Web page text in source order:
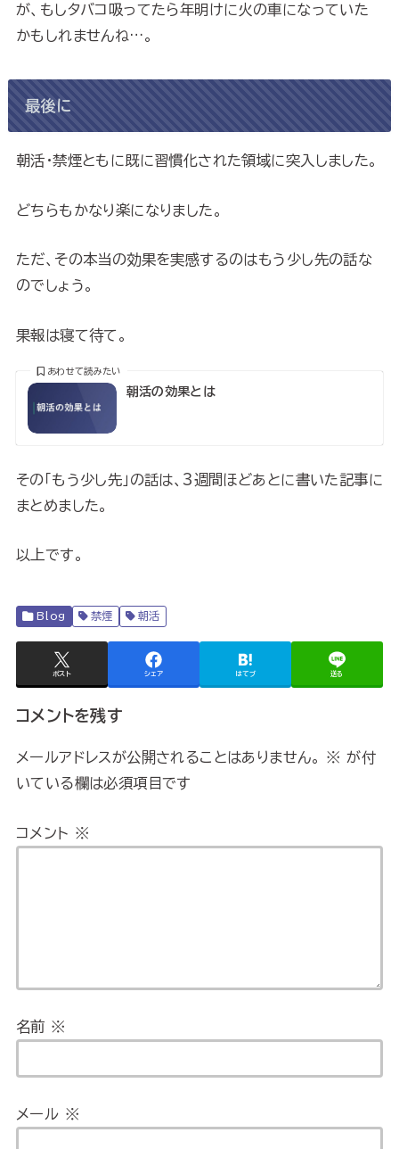
が、もしタバコ吸ってたら年明けに火の車になっていた
かもしれませんね…。
最後に
朝活・禁煙ともに既に習慣化された領域に突入しました。
どちらもかなり楽になりました。
ただ、その本当の効果を実感するのはもう少し先の話な
のでしょう。
果報は寝て待て。
朝活の効果とは
あわせて読みたい
その「もう少し先」の話は、3週間ほどあとに書いた記事に
まとめました。
以上です。
Blog 禁煙 朝活
ポスト シェア はてブ 送る
コメントを残す
メールアドレスが公開されることはありません。 ※ が付
いている欄は必須項目です
コメント ※
名前 ※
メール ※